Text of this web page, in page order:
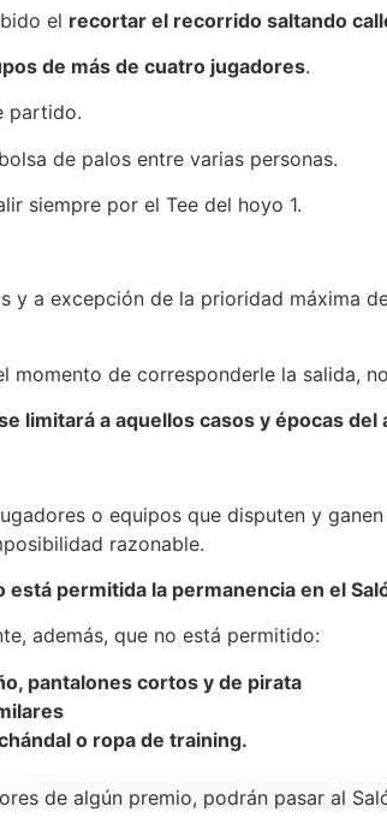
el recortar el recorrido saltando
de más de cuatro jugadores.
partido.
de palos entre varias personas.
siempre por el Tee del hoyo 1.
y a excepción de la prioridad máxima
momento de corresponderle la
limitará a aquellos casos y épocas
o equipos que disputen y
razonable.
está permitida la permanencia en el
además, que no está permitido:
pantalones cortos y de pirata
o ropa de training.
de algún premio, podrán pasar al